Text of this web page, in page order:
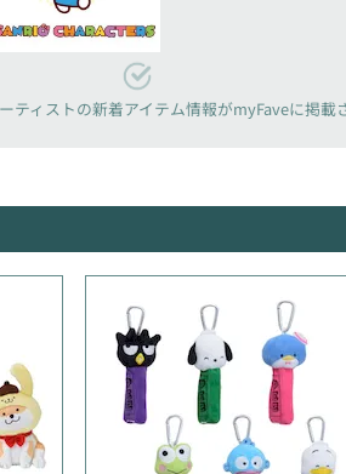
ティストの新着アイテム情報がmyFaveに掲載